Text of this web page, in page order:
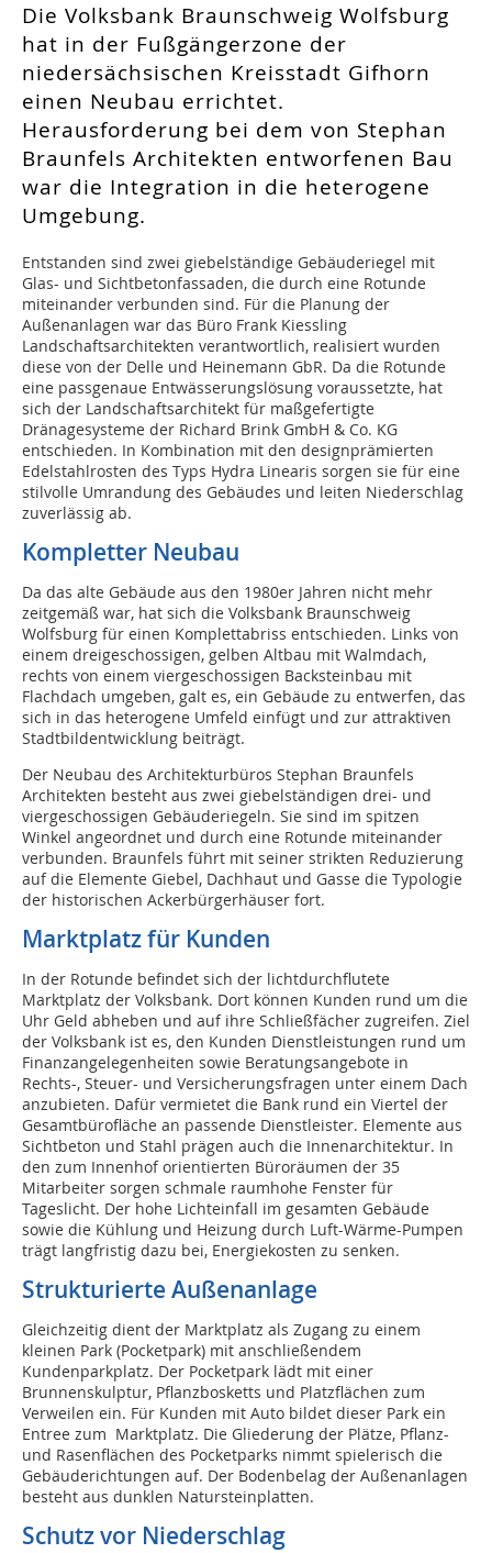
Die Volksbank Braunschweig Wolfsburg
hat in der Fußgängerzone der
niedersächsischen Kreisstadt Gifhorn
einen Neubau errichtet.
Herausforderung bei dem von Stephan
Braunfels Architekten entworfenen Bau
war die Integration in die heterogene
Umgebung.
Entstanden sind zwei giebelständige Gebäuderiegel mit
Glas- und Sichtbetonfassaden, die durch eine Rotunde
miteinander verbunden sind. Für die Planung der
Außenanlagen war das Büro Frank Kiessling
Landschaftsarchitekten verantwortlich, realisiert wurden
diese von der Delle und Heinemann GbR. Da die Rotunde
eine passgenaue Entwässerungslösung voraussetzte, hat
sich der Landschaftsarchitekt für maßgefertigte
Dränagesysteme der Richard Brink GmbH & Co. KG
entschieden. In Kombination mit den designprämierten
Edelstahlrosten des Typs Hydra Linearis sorgen sie für eine
stilvolle Umrandung des Gebäudes und leiten Niederschlag
zuverlässig ab.
Kompletter Neubau
Da das alte Gebäude aus den 1980er Jahren nicht mehr
zeitgemäß war, hat sich die Volksbank Braunschweig
Wolfsburg für einen Komplettabriss entschieden. Links von
einem dreigeschossigen, gelben Altbau mit Walmdach,
rechts von einem viergeschossigen Backsteinbau mit
Flachdach umgeben, galt es, ein Gebäude zu entwerfen, das
sich in das heterogene Umfeld einfügt und zur attraktiven
Stadtbildentwicklung beiträgt.
Der Neubau des Architekturbüros Stephan Braunfels
Architekten besteht aus zwei giebelständigen drei- und
viergeschossigen Gebäuderiegeln. Sie sind im spitzen
Winkel angeordnet und durch eine Rotunde miteinander
verbunden. Braunfels führt mit seiner strikten Reduzierung
auf die Elemente Giebel, Dachhaut und Gasse die Typologie
der historischen Ackerbürgerhäuser fort.
Marktplatz für Kunden
In der Rotunde befindet sich der lichtdurchflutete
Marktplatz der Volksbank. Dort können Kunden rund um die
Uhr Geld abheben und auf ihre Schließfächer zugreifen. Ziel
der Volksbank ist es, den Kunden Dienstleistungen rund um
Finanzangelegenheiten sowie Beratungsangebote in
Rechts-, Steuer- und Versicherungsfragen unter einem Dach
anzubieten. Dafür vermietet die Bank rund ein Viertel der
Gesamtbürofläche an passende Dienstleister. Elemente aus
Sichtbeton und Stahl prägen auch die Innenarchitektur. In
den zum Innenhof orientierten Büroräumen der 35
Mitarbeiter sorgen schmale raumhohe Fenster für
Tageslicht. Der hohe Lichteinfall im gesamten Gebäude
sowie die Kühlung und Heizung durch Luft-Wärme-Pumpen
trägt langfristig dazu bei, Energiekosten zu senken.
Strukturierte Außenanlage
Gleichzeitig dient der Marktplatz als Zugang zu einem
kleinen Park (Pocketpark) mit anschließendem
Kundenparkplatz. Der Pocketpark lädt mit einer
Brunnenskulptur, Pflanzbosketts und Platzflächen zum
Verweilen ein. Für Kunden mit Auto bildet dieser Park ein
Entree zum Marktplatz. Die Gliederung der Plätze, Pflanz-
und Rasenflächen des Pocketparks nimmt spielerisch die
Gebäuderichtungen auf. Der Bodenbelag der Außenanlagen
besteht aus dunklen Natursteinplatten.
Schutz vor Niederschlag